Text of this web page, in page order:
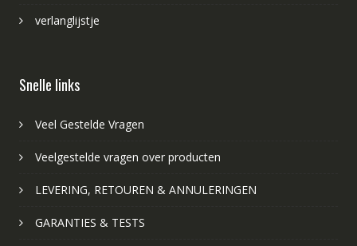
verlanglijstje
Snelle links
Veel Gestelde Vragen
Veelgestelde vragen over producten
LEVERING, RETOUREN & ANNULERINGEN
GARANTIES & TESTS